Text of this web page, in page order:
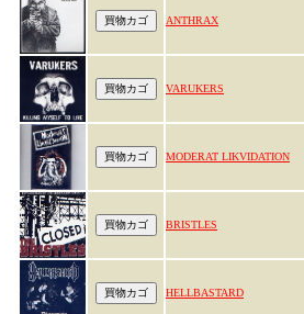
ANTHRAX
VARUKERS
MODERAT LIKVIDATION
BRISTLES
HELLBASTARD